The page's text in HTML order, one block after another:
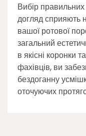
Вибір
догляд сприяють
вашої ротової
загальний
в якісні коронки
фахівців, ви
бездоганну
оточуючих